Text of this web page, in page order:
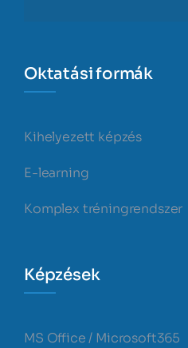
Oktatási formák
Kihelyezett képzés
E-learning
Komplex tréningrendszer
Képzések
MS Office / Microsoft365